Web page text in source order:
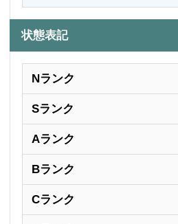
状態表記
Nランク
Sランク
Aランク
Bランク
Cランク